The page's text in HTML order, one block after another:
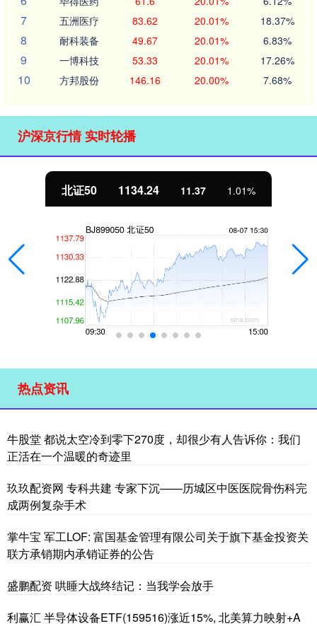
7 五洲医疗 83.62 20.01% 18.37%
8 耐科装备 49.67 20.01% 6.83%
9 一博科技 53.33 20.01% 17.26%
10 方邦股份 146.16 20.00% 7.68%
沪深京行情 实时轮播
北证50 1134.24 11.37 1.01%
热点资讯
牛股堂 都说太空冷到零下270度，却很少有人告诉你：我们
正活在一个温暖的奇迹里
玖玖配资网 专科共建 专家下沉——历城区中医医院骨伤科完
成两例复杂手术
掌牛宝 军工LOF: 富国基金管理有限公司关于旗下基金投资关
联方承销期内承销证券的公告
盛鹏配资 哄睡大战终结记：当我学会放手
利赢汇 半导体设备ETF(159516)涨近15%, 北美算力映射+A